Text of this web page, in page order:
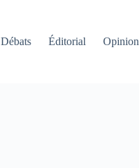
Débats Éditorial Opinion